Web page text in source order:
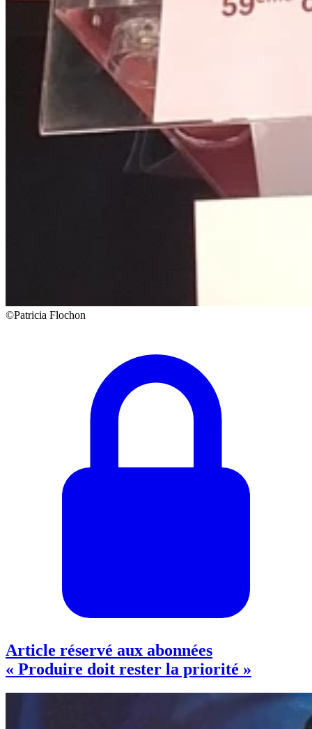
©Patricia Flochon
Article réservé aux abonnées
« Produire doit rester la priorité »